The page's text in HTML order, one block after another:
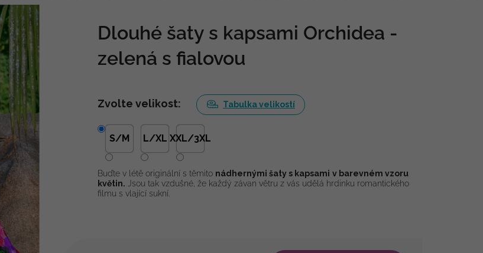
Dlouhé šaty s kapsami Orchidea -
zelená s fialovou
Zvolte velikost: Tabulka velikostí
S/M L/XL XXL/3XL
Buďte v létě originální s těmito nádhernými šaty s kapsami v barevném vzoru
květin. Jsou tak vzdušné, že každý závan větru z vás udělá hrdinku romantického
filmu s vlající sukní.